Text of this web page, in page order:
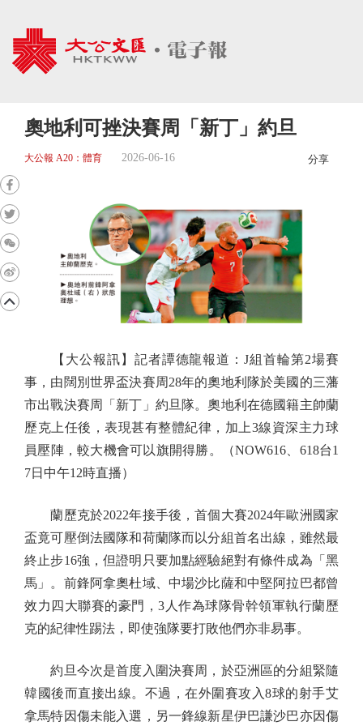
奧地利可挫決賽周「新丁」約旦
大公報 A20：體育 2026-06-16 分享
【大公報訊】記者譚德龍報道：J組首輪第2場賽
事，由闊別世界盃決賽周28年的奧地利隊於美國的三藩
市出戰決賽周「新丁」約旦隊。奧地利在德國籍主帥蘭
歷克上任後，表現甚有整體紀律，加上3線資深主力球
員壓陣，較大機會可以旗開得勝。（NOW616、618台1
7日中午12時直播）
蘭歷克於2022年接手後，首個大賽2024年歐洲國家
盃竟可壓倒法國隊和荷蘭隊而以分組首名出線，雖然最
終止步16強，但證明只要加點經驗絕對有條件成為「黑
馬」。前鋒阿拿奧杜域、中場沙比薩和中堅阿拉巴都曾
效力四大聯賽的豪門，3人作為球隊骨幹領軍執行蘭歷
克的紀律性踢法，即使強隊要打敗他們亦非易事。
約旦今次是首度入圍決賽周，於亞洲區的分組緊隨
韓國後而直接出線。不過，在外圍賽攻入8球的射手艾
拿馬特因傷未能入選，另一鋒線新星伊巴謙沙巴亦因傷